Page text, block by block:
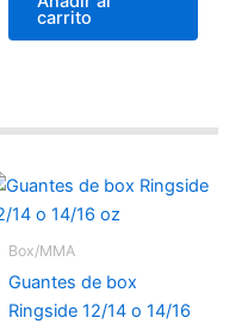
carrito
Box/MMA
Guantes de box
Ringside 12/14 o 14/16